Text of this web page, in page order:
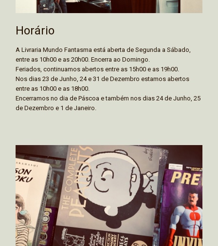
Horário
A Livraria Mundo Fantasma está aberta de Segunda a Sábado,
entre as 10h00 e as 20h00. Encerra ao Domingo.
Feriados, continuamos abertos entre as 15h00 e as 19h00.
Nos dias 23 de Junho, 24 e 31 de Dezembro estamos abertos
entre as 10h00 e as 18h00.
Encerramos no dia de Páscoa e também nos dias 24 de Junho, 25
de Dezembro e 1 de Janeiro.